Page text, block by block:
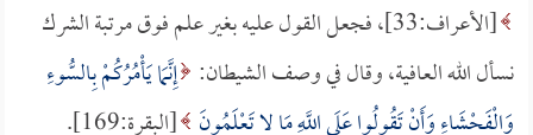
[الأعراف:33]، فجعل القول عليه بغير علم فوق مرتبة الشرك
نسأل الله العافية، وقال في وصف الشيطان: إِنَّمَا يَأْمُرُكُمْ بِالسُّوءِ
وَالْفَحْشَاءِ وَأَنْ تَقُولُوا عَلَى اللَّهِ مَا لا تَعْلَمُونَ [البقرة:169].